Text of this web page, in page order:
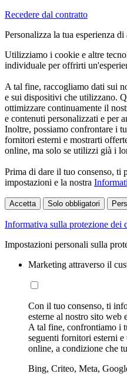
Recedere dal contratto
Personalizza la tua esperienza di
Utilizziamo i cookie e altre
individuale per offrirti
A tal fine, raccogliamo dati sui
e sui dispositivi che utilizzano.
ottimizzare continuamente il
e contenuti personalizzati e per
Inoltre, possiamo confrontare i
fornitori esterni e mostrarti
online, ma solo se utilizzi già i
Prima di dare il tuo consenso, ti
impostazioni e la nostra
Accetta Solo obbligatori
Informativa sulla protezione dei
Impostazioni personali sulla
Marketing attraverso il
Con il tuo consenso, ti
esterne al nostro sito web
A tal fine, confrontiamo i
seguenti fornitori esterni
online, a condizione che
Bing, Criteo, Meta,